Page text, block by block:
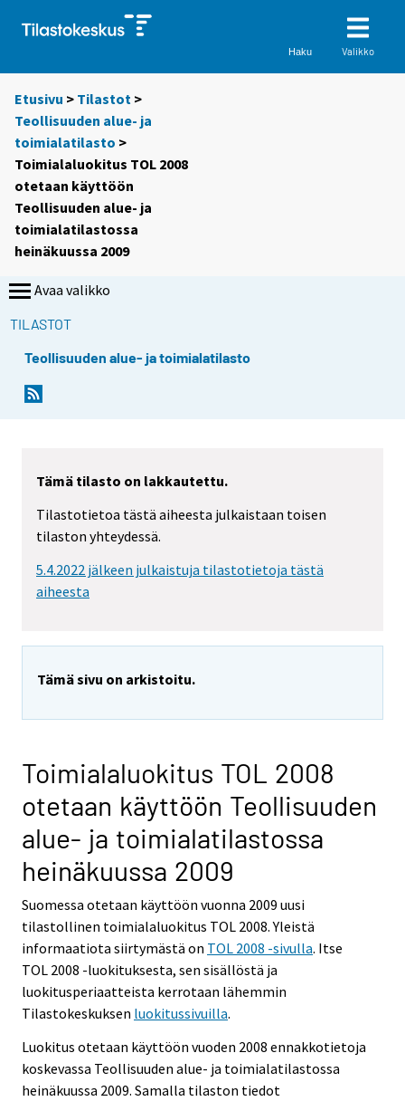
Haku Valikko
Etusivu > Tilastot >
Teollisuuden alue- ja
toimialatilasto >
Toimialaluokitus TOL 2008
otetaan käyttöön
Teollisuuden alue- ja
toimialatilastossa
heinäkuussa 2009
Avaa valikko
TILASTOT
Teollisuuden alue- ja toimialatilasto
Tämä tilasto on lakkautettu.
Tilastotietoa tästä aiheesta julkaistaan toisen
tilaston yhteydessä.
5.4.2022 jälkeen julkaistuja tilastotietoja tästä
aiheesta
Tämä sivu on arkistoitu.
Toimialaluokitus TOL 2008
otetaan käyttöön Teollisuuden
alue- ja toimialatilastossa
heinäkuussa 2009
Suomessa otetaan käyttöön vuonna 2009 uusi
tilastollinen toimialaluokitus TOL 2008. Yleistä
informaatiota siirtymästä on TOL 2008 -sivulla. Itse
TOL 2008 -luokituksesta, sen sisällöstä ja
luokitusperiaatteista kerrotaan lähemmin
Tilastokeskuksen luokitussivuilla.
Luokitus otetaan käyttöön vuoden 2008 ennakkotietoja
koskevassa Teollisuuden alue- ja toimialatilastossa
heinäkuussa 2009. Samalla tilaston tiedot